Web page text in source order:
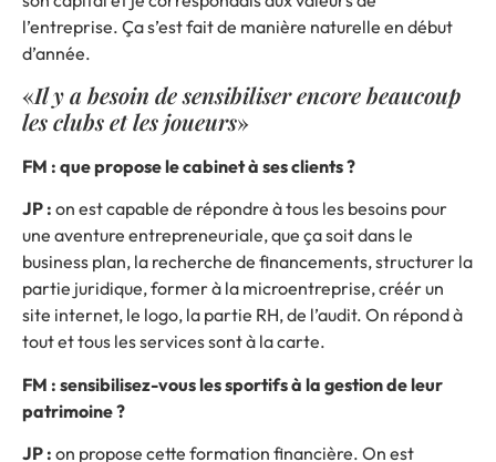
l’entreprise. Ça s’est fait de manière naturelle en début
d’année.
«Il y a besoin de sensibiliser encore beaucoup
les clubs et les joueurs»
FM : que propose le cabinet à ses clients ?
JP : on est capable de répondre à tous les besoins pour
une aventure entrepreneuriale, que ça soit dans le
business plan, la recherche de financements, structurer la
partie juridique, former à la microentreprise, créér un
site internet, le logo, la partie RH, de l’audit. On répond à
tout et tous les services sont à la carte.
FM : sensibilisez-vous les sportifs à la gestion de leur
patrimoine ?
JP : on propose cette formation financière. On est